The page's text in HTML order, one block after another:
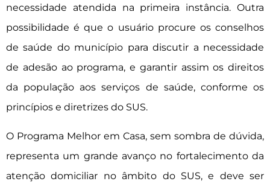
necessidade atendida na primeira instância. Outra
possibilidade é que o usuário procure os conselhos
de saúde do município para discutir a necessidade
de adesão ao programa, e garantir assim os direitos
da população aos serviços de saúde, conforme os
princípios e diretrizes do SUS.
O Programa Melhor em Casa, sem sombra de dúvida,
representa um grande avanço no fortalecimento da
atenção domiciliar no âmbito do SUS, e deve ser